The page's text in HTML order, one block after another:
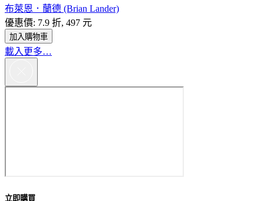
布萊恩．蘭德 (Brian Lander)
優惠價: 7.9 折, 497 元
加入購物車
載入更多…
立即購買